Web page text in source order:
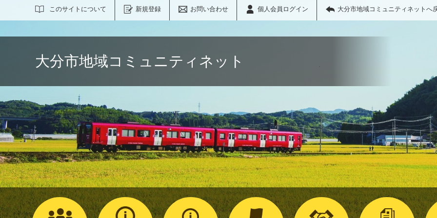
このサイトについて 新規登録 お問い合わせ 個人会員ログイン 大分市地域コミュニティネットへ
サイト内検索
大分市地域コミュニティネット